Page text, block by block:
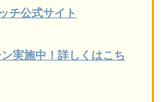
チ公式サイト
実施中！詳しくはこち